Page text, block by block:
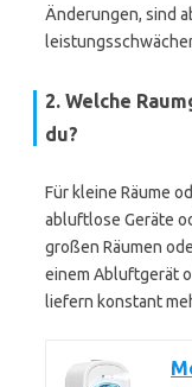
Änderungen, sind
2. Welche
du?
Für kleine Räume
abluftlose Geräte
großen Räumen
einem Abluftgerät
liefern konstant